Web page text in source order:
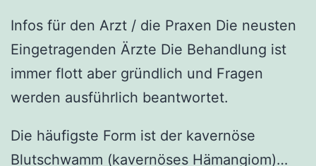
Infos für den Arzt / die Praxen Die neusten
Eingetragenden Ärzte Die Behandlung ist
immer flott aber gründlich und Fragen
werden ausführlich beantwortet.
Die häufigste Form ist der kavernöse
Blutschwamm (kavernöses Hämangiom)…